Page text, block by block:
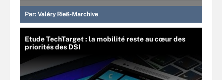
Par: Valéry Rieß-Marchive
Etude TechTarget : la mobilité reste au cœur des
priorités des DSI